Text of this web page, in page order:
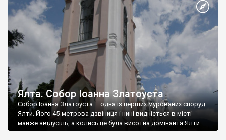
Ялта. Собор Іоанна Златоуста
Собор Іоанна Златоуста – одна із перших мурованих споруд
Ялти. Його 45-метрова дзвіниця і нині видніється в місті
майже звідусіль, а колись це була висотна домінанта Ялти.